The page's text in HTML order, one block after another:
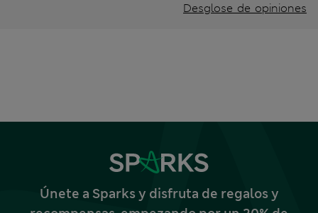
Desglose de opiniones
Únete a Sparks y disfruta de regalos y